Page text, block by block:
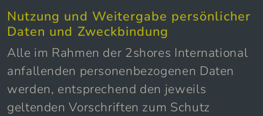
Nutzung und Weitergabe persönlicher
Daten und Zweckbindung
Alle im Rahmen der 2shores International
anfallenden personenbezogenen Daten
werden, entsprechend den jeweils
geltenden Vorschriften zum Schutz